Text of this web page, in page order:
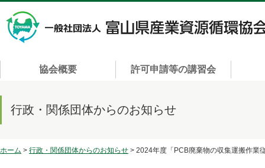
協会概要 許可申請等の講習会
行政・関係団体からのお知らせ
ホーム > 行政・関係団体からのお知らせ > 2024年度「PCB廃棄物の収集運搬作業